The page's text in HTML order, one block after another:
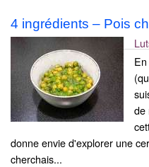
4 ingrédients – Pois
de
donne envie d'explorer une
cherchais...